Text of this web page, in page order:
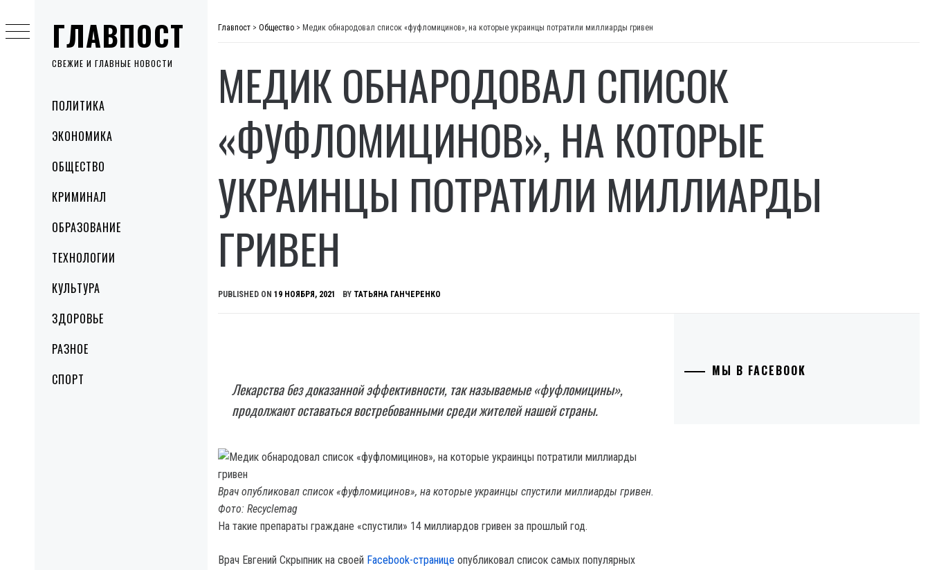
ГЛАВПОСТ
СВЕЖИЕ И ГЛАВНЫЕ НОВОСТИ
MenuПОЛИТИКА
ЭКОНОМИКА
ОБЩЕСТВО
КРИМИНАЛ
ОБРАЗОВАНИЕ
ТЕХНОЛОГИИ
КУЛЬТУРА
ЗДОРОВЬЕ
РАЗНОЕ
СПОРТ
to
content
Главпост > Общество > Медик обнародовал список «фуфломицинов», на которые украинцы потратили миллиарды гривен
МЕДИК ОБНАРОДОВАЛ СПИСОК
«ФУФЛОМИЦИНОВ», НА КОТОРЫЕ
УКРАИНЦЫ ПОТРАТИЛИ МИЛЛИАРДЫ
ГРИВЕН
PUBLISHED ON 19 НОЯБРЯ, 2021 BY ТАТЬЯНА ГАНЧЕРЕНКО
Лекарства без доказанной эффективности, так называемые «фуфломицины»,
продолжают оставаться востребованными среди жителей нашей страны.
Врач опубликовал список «фуфломицинов», на которые украинцы спустили миллиарды гривен.
Фото: Recyclemag
На такие препараты граждане «спустили» 14 миллиардов гривен за прошлый год.
Врач Евгений Скрыпник на своей Facebook-странице опубликовал список самых популярных
МЫ В FACEBOOK